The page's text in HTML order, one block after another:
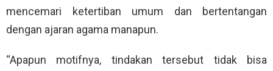
mencemari ketertiban umum dan bertentangan
dengan ajaran agama manapun.
“Apapun motifnya, tindakan tersebut tidak bisa